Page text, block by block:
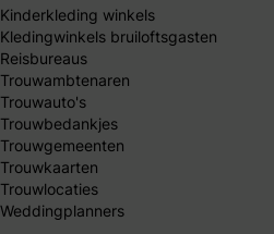
Kinderkleding winkels
Kledingwinkels bruiloftsgasten
Reisbureaus
Trouwambtenaren
Trouwauto's
Trouwbedankjes
Trouwgemeenten
Trouwkaarten
Trouwlocaties
Weddingplanners